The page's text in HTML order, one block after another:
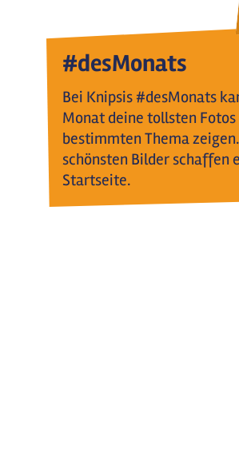
#desMonats
Bei Knipsis #desMonats
Monat deine tollsten Fotos
bestimmten Thema
schönsten Bilder schaffen
Startseite.